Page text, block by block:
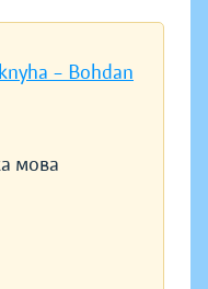
– Bohdan
мова